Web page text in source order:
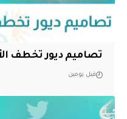
تصاميم ديور تخطف
قبل يومين